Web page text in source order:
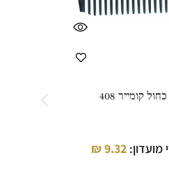
קומייר 408
9.32
₪